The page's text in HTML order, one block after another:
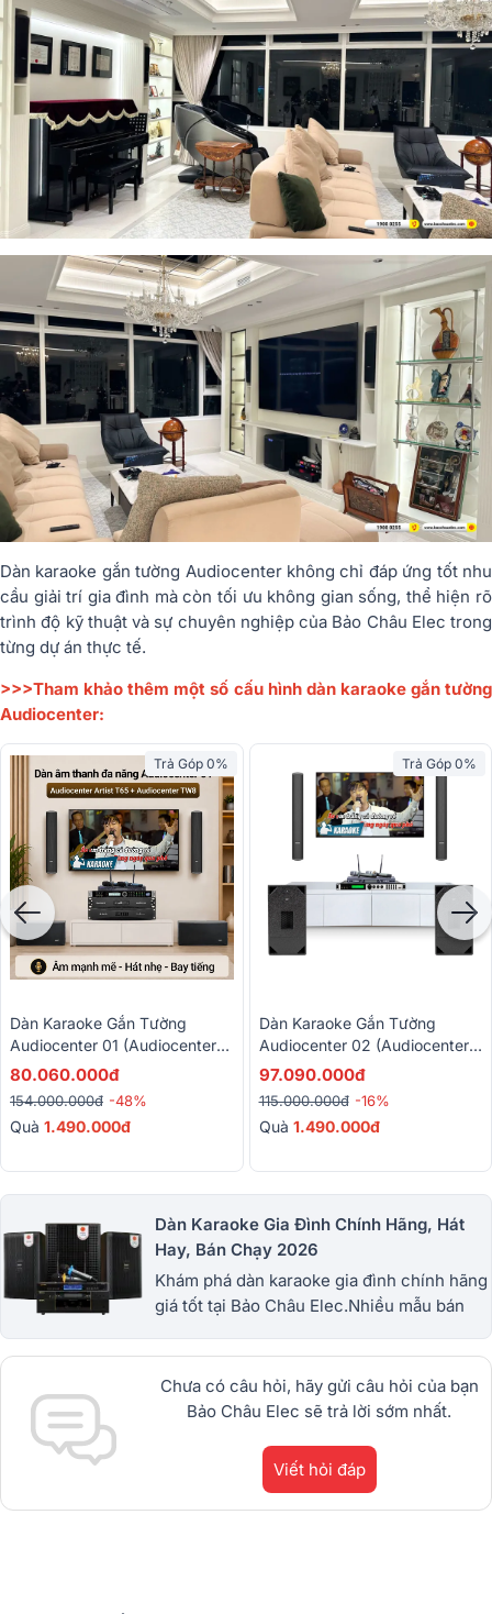
Dàn karaoke gắn tường Audiocenter không chỉ đáp ứng tốt nhu
cầu giải trí gia đình mà còn tối ưu không gian sống, thể hiện rõ
trình độ kỹ thuật và sự chuyên nghiệp của Bảo Châu Elec trong
từng dự án thực tế.
>>>Tham khảo thêm một số cấu hình dàn karaoke gắn tường
Audiocenter:
Trả Góp 0%
Dàn Karaoke Gắn Tường
Audiocenter 01 (Audiocenter
T65, TW8, T4800, BrainCore
Baiervires BS9800)
80.060.000đ
154.000.000đ -48%
Quà 1.490.000đ
Trả Góp 0%
Dàn Karaoke Gắn Tường
Audiocenter 02 (Audiocenter
Artist T83, L83S MK2,
790S)
97.090.000đ
115.000.000đ -16%
Quà 1.490.000đ
Dàn Karaoke Gia Đình Chính Hãng, Hát
Hay, Bán Chạy 2026
Khám phá dàn karaoke gia đình chính hãng
giá tốt tại Bảo Châu Elec.Nhiều mẫu bán
dBTechnologies, Philips Cao
Cấp.1900.0255
Chưa có câu hỏi, hãy gửi câu hỏi của bạn
Bảo Châu Elec sẽ trả lời sớm nhất.
Viết hỏi đáp